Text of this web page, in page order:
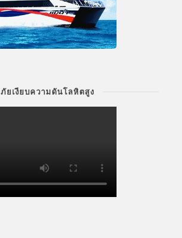
ภัยเงียบความดันโลหิตสูง